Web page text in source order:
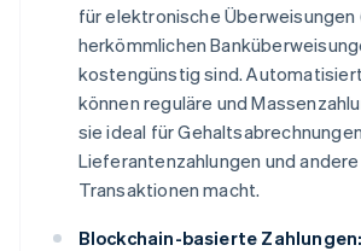
für elektronische Überweisungen
herkömmlichen
kostengünstig sind.
können reguläre und
sie ideal für
Lieferantenzahlungen und
Transaktionen macht.
Blockchain-basierte Zahlungen: